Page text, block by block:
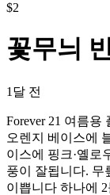
$2
꽃무늬
1달 전
Forever 21 여름용
오렌지 베이스에
이스에 핑크·옐로
풍이 잘됩니다. 무
이쁩니다 하나에 2